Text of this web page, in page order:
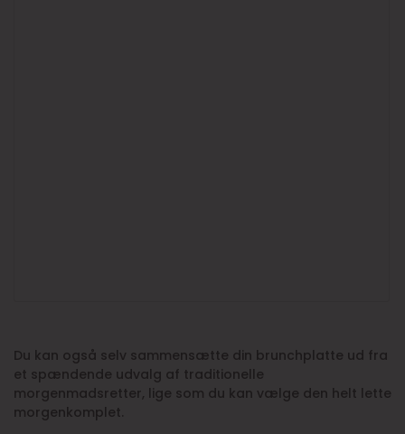
Du kan også selv sammensætte din brunchplatte ud fra
et spændende udvalg af traditionelle
morgenmadsretter, lige som du kan vælge den helt lette
morgenkomplet.